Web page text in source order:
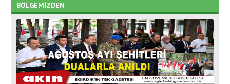
BÖLGEMİZDEN